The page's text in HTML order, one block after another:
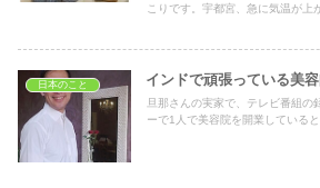
こりです。宇都宮、急に気温が上
日本のこと インドで頑張っている美
旦那さんの実家で、テレビ番組の
ーで1人で美容院を開業していると